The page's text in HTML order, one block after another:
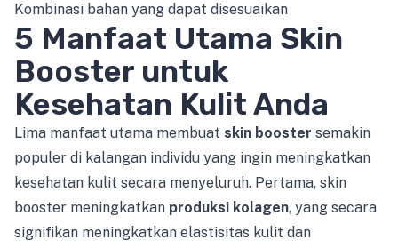
Kombinasi bahan yang dapat disesuaikan
5 Manfaat Utama Skin
Booster untuk
Kesehatan Kulit Anda
Lima manfaat utama membuat skin booster semakin
populer di kalangan individu yang ingin meningkatkan
kesehatan kulit secara menyeluruh. Pertama, skin
booster meningkatkan produksi kolagen, yang secara
signifikan meningkatkan elastisitas kulit dan